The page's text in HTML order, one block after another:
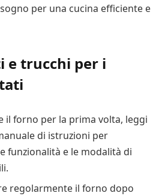
per una cucina efficiente e
e trucchi per i
il forno per la prima volta, leggi
di istruzioni per
funzionalità e le modalità di
regolarmente il forno dopo